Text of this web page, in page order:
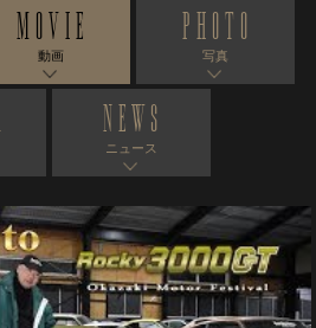
MOVIE
動画
PHOTO
写真
NEWS
ニュース